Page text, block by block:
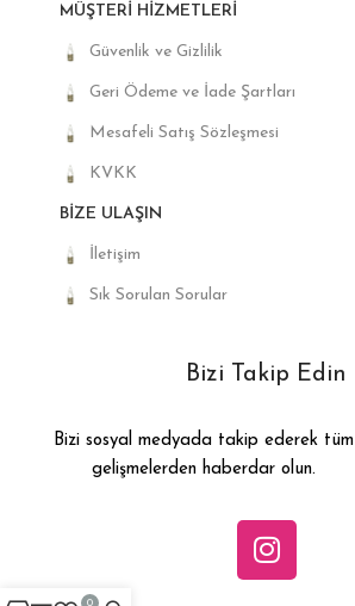
MÜŞTERI HIZMETLERI
Güvenlik ve Gizlilik
Geri Ödeme ve İade Şartları
Mesafeli Satış Sözleşmesi
KVKK
BIZE ULAŞIN
İletişim
Sık Sorulan Sorular
Bizi Takip Edin
Bizi sosyal medyada takip ederek tüm
gelişmelerden haberdar olun.
0